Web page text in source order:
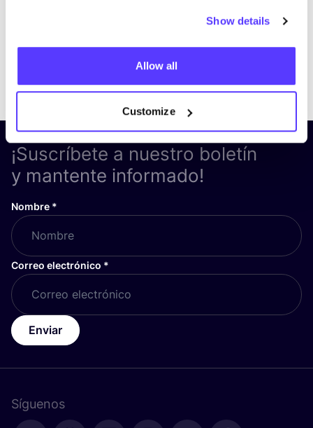
Show details
Allow all
Customize
¡Suscríbete a nuestro boletín
y mantente informado!
Nombre *
Correo electrónico *
Enviar
Síguenos